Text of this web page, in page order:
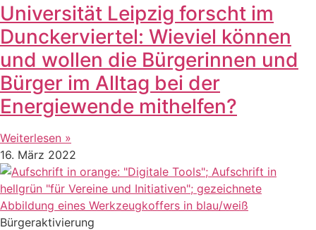
Universität Leipzig forscht im
Dunckerviertel: Wieviel können
und wollen die Bürgerinnen und
Bürger im Alltag bei der
Energiewende mithelfen?
Weiterlesen »
16. März 2022
Bürgeraktivierung